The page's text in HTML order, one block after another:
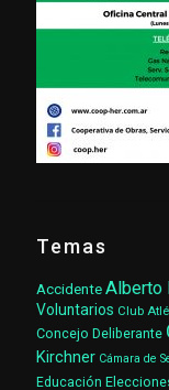
Temas
AccidenteAlberto
Voluntarios Club
Concejo Deliberante
Kirchner Cámara de
Educación